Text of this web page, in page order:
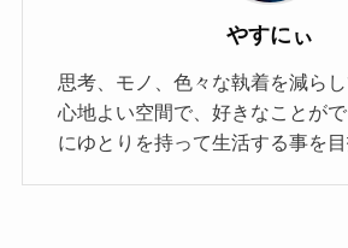
やすにぃ
思考、モノ、色々な執着を減ら
心地よい空間で、好きなことが
にゆとりを持って生活する事を目